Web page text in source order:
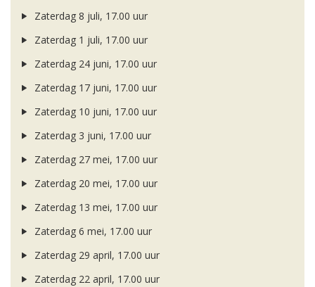
Zaterdag 8 juli, 17.00 uur
Zaterdag 1 juli, 17.00 uur
Zaterdag 24 juni, 17.00 uur
Zaterdag 17 juni, 17.00 uur
Zaterdag 10 juni, 17.00 uur
Zaterdag 3 juni, 17.00 uur
Zaterdag 27 mei, 17.00 uur
Zaterdag 20 mei, 17.00 uur
Zaterdag 13 mei, 17.00 uur
Zaterdag 6 mei, 17.00 uur
Zaterdag 29 april, 17.00 uur
Zaterdag 22 april, 17.00 uur